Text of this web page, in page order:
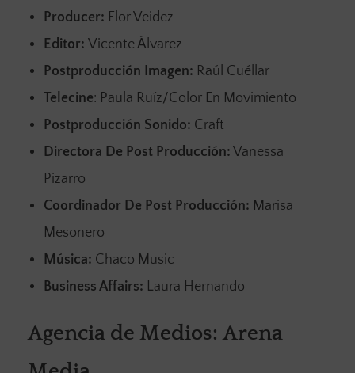
Producer: Flor Veidez
Editor: Vicente Álvarez
Postproducción Imagen: Raúl Cuéllar
Telecine: Paula Ruíz/Color En Movimiento
Postproducción Sonido: Craft
Directora De Post Producción: Vanessa
Pizarro
Coordinador De Post Producción: Marisa
Mesonero
Música: Chaco Music
Business Affairs: Laura Hernando
Agencia de Medios: Arena